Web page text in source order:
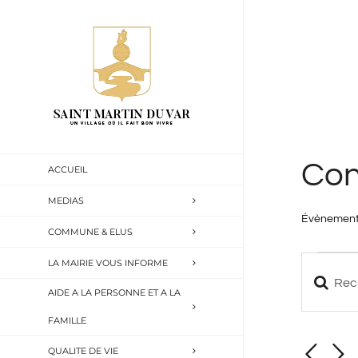
ACCUEIL
MEDIAS
COMMUNE & ELUS
LA MAIRIE VOUS INFORME
AIDE A LA PERSONNE ET A LA
FAMILLE
QUALITE DE VIE
Saisir